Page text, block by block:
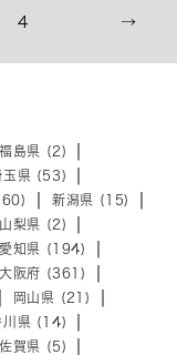
4 →
福島県 (2)
玉県 (53)
新潟県 (15)
山梨県 (2)
愛知県 (194)
大阪府 (361)
岡山県 (21)
川県 (14)
佐賀県 (5)